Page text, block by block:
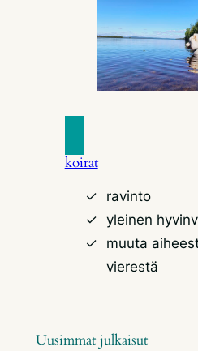
koirat
ravinto
yleinen
muuta
vierestä
Uusimmat julkaisut